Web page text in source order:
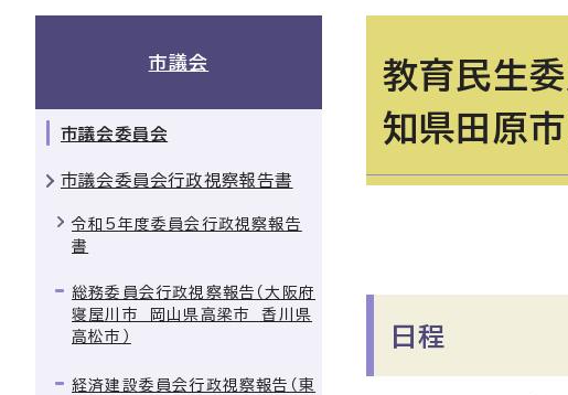
教育民生
知県田原市
日程
市議会
市議会委員会
市議会委員会行政視察報告書
令和5年度委員会行政視察報告
書
総務委員会行政視察報告（大阪府
寝屋川市 岡山県高梁市 香川県
高松市）
経済建設委員会行政視察報告（東